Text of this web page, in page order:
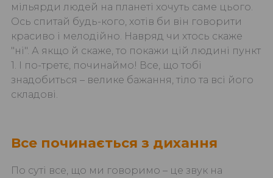
мільярди людей на планеті хочуть саме цього.
Ось спитай будь-кого, хотів би він говорити
красиво і мелодійно. Навряд чи хтось скаже
"ні". А якщо й скаже, то покажи цій людині пункт
1. І по-третє, починаймо! Все, що тобі
знадобиться – велике бажання, тіло та всі його
складові.
Все починається з дихання
По суті все, що ми говоримо – це звук на